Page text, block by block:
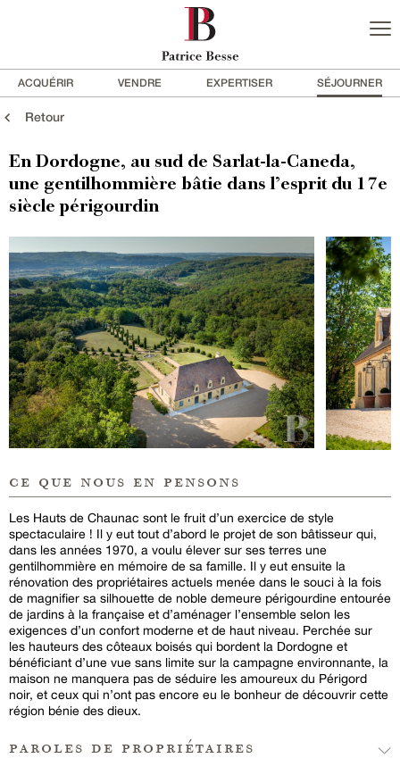
ACQUÉRIR VENDRE EXPERTISER SÉJOURNER
Retour
En Dordogne, au sud de Sarlat-la-Caneda,
une gentilhommière bâtie dans l’esprit du 17e
siècle périgourdin
ce que nous en pensons
Les Hauts de Chaunac sont le fruit d’un exercice de style
spectaculaire ! Il y eut tout d’abord le projet de son bâtisseur qui,
dans les années 1970, a voulu élever sur ses terres une
gentilhommière en mémoire de sa famille. Il y eut ensuite la
rénovation des propriétaires actuels menée dans le souci à la fois
de magnifier sa silhouette de noble demeure périgourdine entourée
de jardins à la française et d’aménager l’ensemble selon les
exigences d’un confort moderne et de haut niveau. Perchée sur
les hauteurs des côteaux boisés qui bordent la Dordogne et
bénéficiant d’une vue sans limite sur la campagne environnante, la
maison ne manquera pas de séduire les amoureux du Périgord
noir, et ceux qui n’ont pas encore eu le bonheur de découvrir cette
région bénie des dieux.
paroles de propriétaires